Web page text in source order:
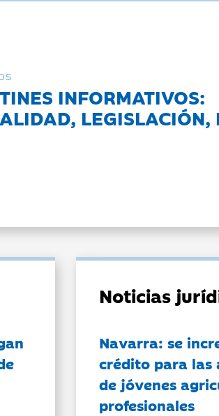
INFORMATIVOS:
LEGISLACIÓN,
Noticias
Navarra: se
crédito para las
de jóvenes
profesionales